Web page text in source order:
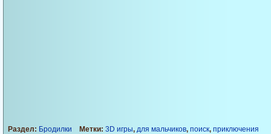
Раздел: Бродилки Метки: 3D игры, для мальчиков, поиск, приключения